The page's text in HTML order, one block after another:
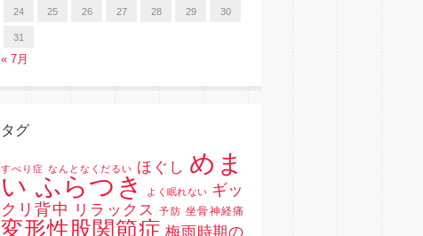
24 25 26 27 28 29 30
31
« 7月
タグ
すべり症 なんとなくだるい ほぐし めま
い ふらつき
よく眠れない ギッ
クリ背中
リラックス 予防 坐骨神経痛
変形性股関節症 梅雨時期の